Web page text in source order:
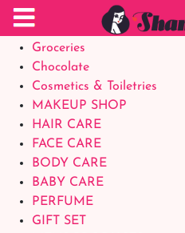
Food Supplements
Baby Foods
Groceries
Chocolate
Cosmetics & Toiletries
MAKEUP SHOP
HAIR CARE
FACE CARE
BODY CARE
BABY CARE
PERFUME
GIFT SET